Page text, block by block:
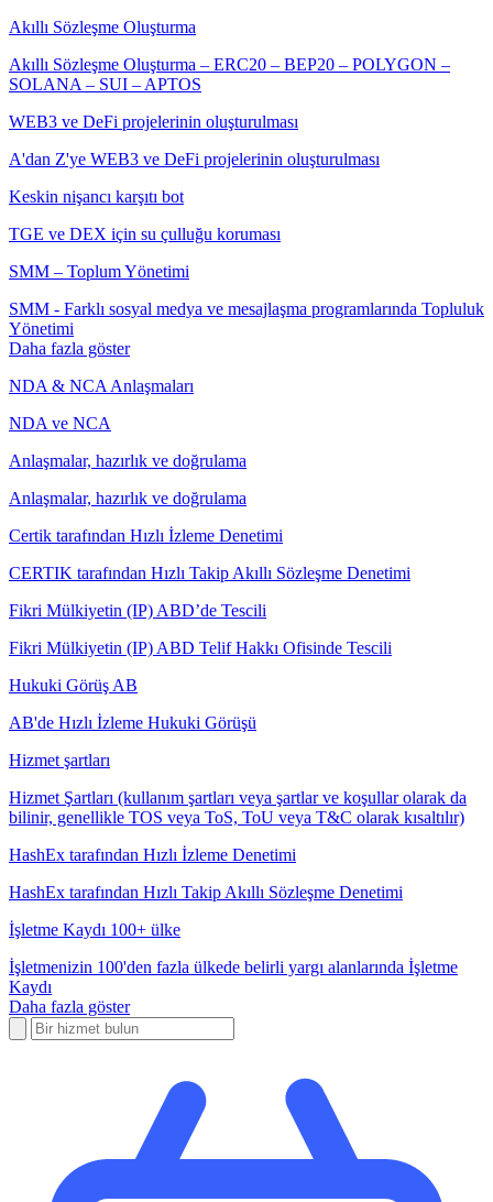
Akıllı Sözleşme Oluşturma
Akıllı Sözleşme Oluşturma – ERC20 – BEP20 – POLYGON –
SOLANA – SUI – APTOS
WEB3 ve DeFi projelerinin oluşturulması
A'dan Z'ye WEB3 ve DeFi projelerinin oluşturulması
Keskin nişancı karşıtı bot
TGE ve DEX için su çulluğu koruması
SMM – Toplum Yönetimi
SMM - Farklı sosyal medya ve mesajlaşma programlarında Topluluk
Yönetimi
Daha fazla göster
NDA & NCA Anlaşmaları
NDA ve NCA
Anlaşmalar, hazırlık ve doğrulama
Anlaşmalar, hazırlık ve doğrulama
Certik tarafından Hızlı İzleme Denetimi
CERTIK tarafından Hızlı Takip Akıllı Sözleşme Denetimi
Fikri Mülkiyetin (IP) ABD’de Tescili
Fikri Mülkiyetin (IP) ABD Telif Hakkı Ofisinde Tescili
Hukuki Görüş AB
AB'de Hızlı İzleme Hukuki Görüşü
Hizmet şartları
Hizmet Şartları (kullanım şartları veya şartlar ve koşullar olarak da
bilinir, genellikle TOS veya ToS, ToU veya T&C olarak kısaltılır)
HashEx tarafından Hızlı İzleme Denetimi
HashEx tarafından Hızlı Takip Akıllı Sözleşme Denetimi
İşletme Kaydı 100+ ülke
İşletmenizin 100'den fazla ülkede belirli yargı alanlarında İşletme
Kaydı
Daha fazla göster